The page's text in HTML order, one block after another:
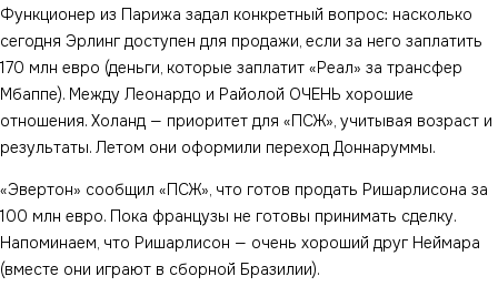
Функционер из Парижа задал конкретный вопрос: насколько
сегодня Эрлинг доступен для продажи, если за него заплатить
170 млн евро (деньги, которые заплатит «Реал» за трансфер
Мбаппе). Между Леонардо и Райолой ОЧЕНЬ хорошие
отношения. Холанд — приоритет для «ПСЖ», учитывая возраст и
результаты. Летом они оформили переход Доннаруммы.
«Эвертон» сообщил «ПСЖ», что готов продать Ришарлисона за
100 млн евро. Пока французы не готовы принимать сделку.
Напоминаем, что Ришарлисон — очень хороший друг Неймара
(вместе они играют в сборной Бразилии).